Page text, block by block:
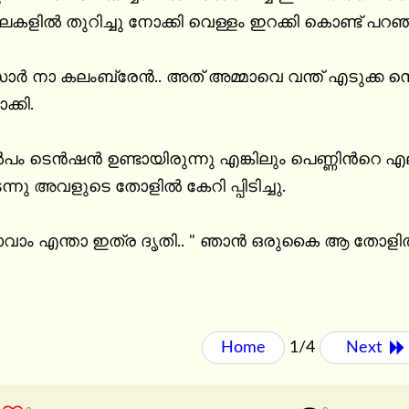
തുറിച്ചു നോക്കി വെള്ളം ഇറക്കി കൊണ്ട്
നാ കലംബ്രേന്‍.. അത് അമ്മാവെ വന്ത് എടുക്ക
ടെന്‍ഷന്‍ ഉണ്ടായിരുന്നു എങ്കിലും പെണ്ണിന്‍റെ
അവളുടെ തോളില്‍ കേറി പ്പിടിച്ചു.
എന്താ ഇത്ര ദൃതി.. " ഞാന്‍ ഒരുകൈ ആ
Home 1/4 Next